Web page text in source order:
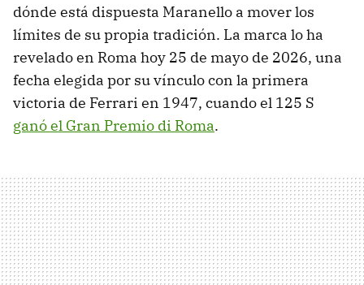
dónde está dispuesta Maranello a mover los
límites de su propia tradición. La marca lo ha
revelado en Roma hoy 25 de mayo de 2026, una
fecha elegida por su vínculo con la primera
victoria de Ferrari en 1947, cuando el 125 S
ganó el Gran Premio di Roma.